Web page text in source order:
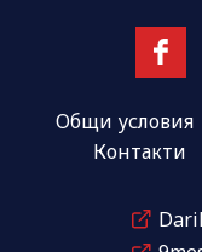
Общи условия
Контакти